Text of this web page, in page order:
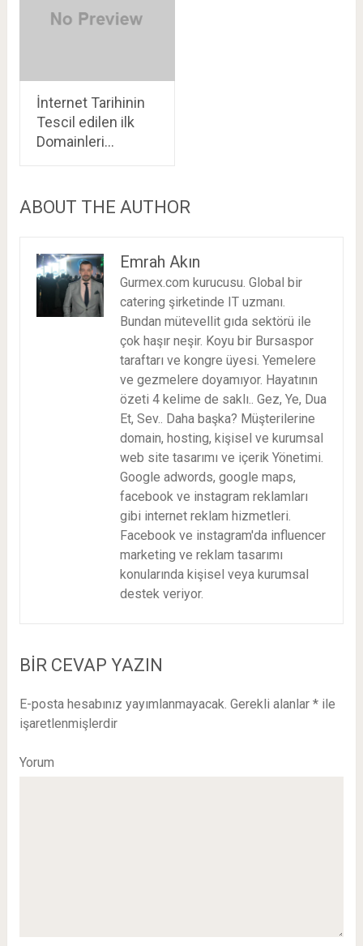
İnternet Tarihinin
Tescil edilen ilk
Domainleri…
ABOUT THE AUTHOR
Emrah Akın
Gurmex.com kurucusu. Global bir
catering şirketinde IT uzmanı.
Bundan mütevellit gıda sektörü ile
çok haşır neşir. Koyu bir Bursaspor
taraftarı ve kongre üyesi. Yemelere
ve gezmelere doyamıyor. Hayatının
özeti 4 kelime de saklı.. Gez, Ye, Dua
Et, Sev.. Daha başka? Müşterilerine
domain, hosting, kişisel ve kurumsal
web site tasarımı ve içerik Yönetimi.
Google adwords, google maps,
facebook ve instagram reklamları
gibi internet reklam hizmetleri.
Facebook ve instagram'da influencer
marketing ve reklam tasarımı
konularında kişisel veya kurumsal
destek veriyor.
BIR CEVAP YAZIN
E-posta hesabınız yayımlanmayacak. Gerekli alanlar *ile
işaretlenmişlerdir
Yorum